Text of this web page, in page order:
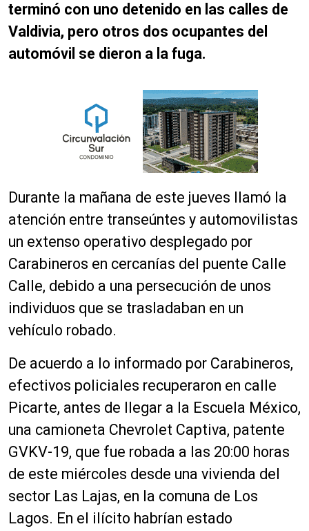
terminó con uno detenido en las calles de
Valdivia, pero otros dos ocupantes del
automóvil se dieron a la fuga.
Durante la mañana de este jueves llamó la
atención entre transeúntes y automovilistas
un extenso operativo desplegado por
Carabineros en cercanías del puente Calle
Calle, debido a una persecución de unos
individuos que se trasladaban en un
vehículo robado.
De acuerdo a lo informado por Carabineros,
efectivos policiales recuperaron en calle
Picarte, antes de llegar a la Escuela México,
una camioneta Chevrolet Captiva, patente
GVKV-19, que fue robada a las 20:00 horas
de este miércoles desde una vivienda del
sector Las Lajas, en la comuna de Los
Lagos. En el ilícito habrían estado